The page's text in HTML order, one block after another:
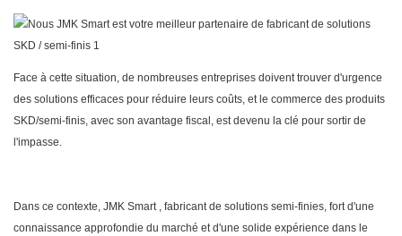
Face à cette situation, de nombreuses entreprises doivent trouver d'urgence
des solutions efficaces pour réduire leurs coûts, et le commerce des produits
SKD/semi-finis, avec son avantage fiscal, est devenu la clé pour sortir de
l'impasse.
Dans ce contexte, JMK Smart, fabricant de solutions semi-finies, fort d'une
connaissance approfondie du marché et d'une solide expérience dans le